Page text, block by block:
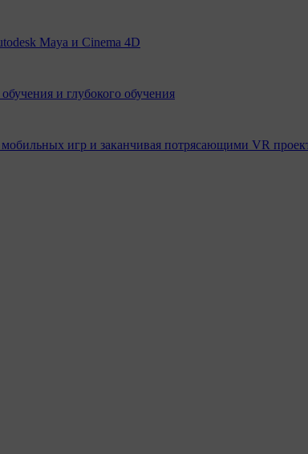
Maya и Cinema 4D
и глубокого обучения
игр и заканчивая потрясающими VR